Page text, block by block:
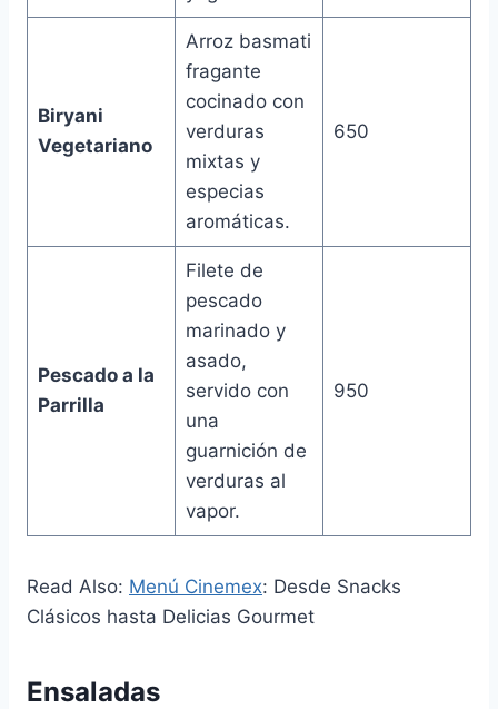
Biryani
Vegetariano
Arroz basmati
fragante
cocinado con
verduras
mixtas y
especias
aromáticas.
650
Pescado a la
Parrilla
Filete de
pescado
marinado y
asado,
servido con
una
guarnición de
verduras al
vapor.
950
Read Also: Menú Cinemex: Desde Snacks
Clásicos hasta Delicias Gourmet
Ensaladas